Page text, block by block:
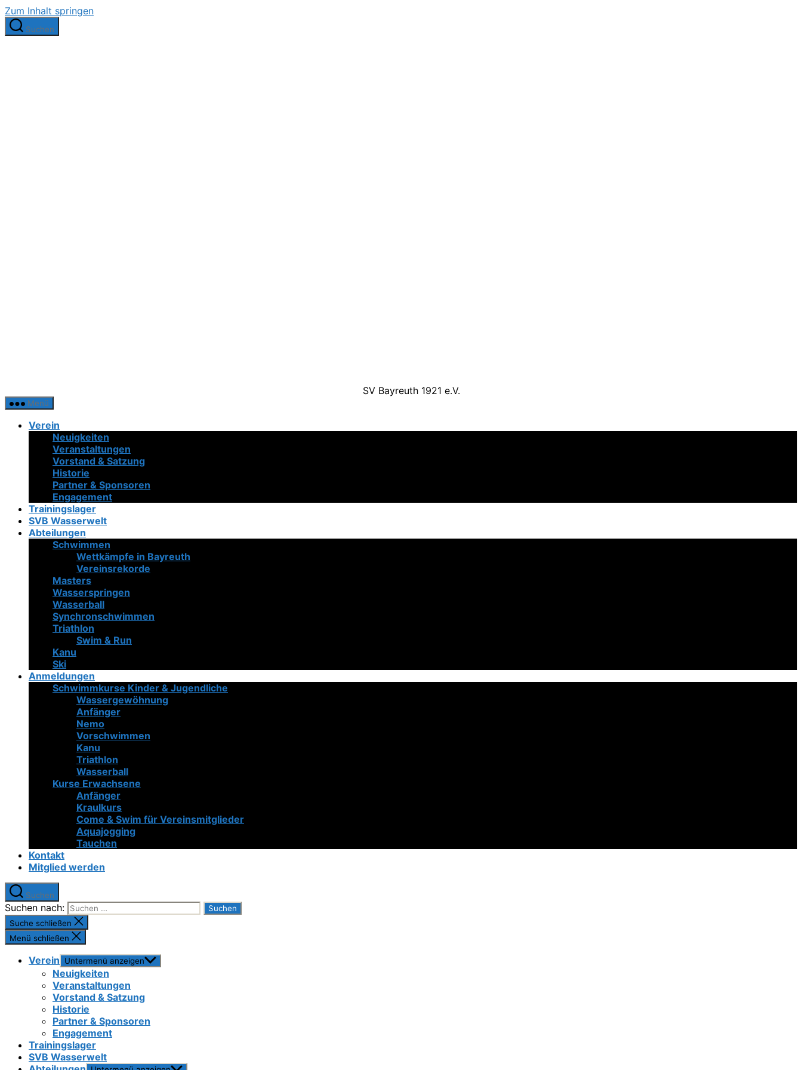
Zum Inhalt springen
Suchen
SV Bayreuth 1921 e.V.
Menü
Verein
Neuigkeiten
Veranstaltungen
Vorstand & Satzung
Historie
Partner & Sponsoren
Engagement
Trainingslager
SVB Wasserwelt
Abteilungen
Schwimmen
Wettkämpfe in Bayreuth
Vereinsrekorde
Masters
Wasserspringen
Wasserball
Synchronschwimmen
Triathlon
Swim & Run
Kanu
Ski
Anmeldungen
Schwimmkurse Kinder & Jugendliche
Wassergewöhnung
Anfänger
Nemo
Vorschwimmen
Kanu
Triathlon
Wasserball
Kurse Erwachsene
Anfänger
Kraulkurs
Come & Swim für Vereinsmitglieder
Aquajogging
Tauchen
Kontakt
Mitglied werden
Suchen
Suchen nach:
Suche schließen
Menü schließen
Verein Untermenü anzeigen
Neuigkeiten
Veranstaltungen
Vorstand & Satzung
Historie
Partner & Sponsoren
Engagement
Trainingslager
SVB Wasserwelt